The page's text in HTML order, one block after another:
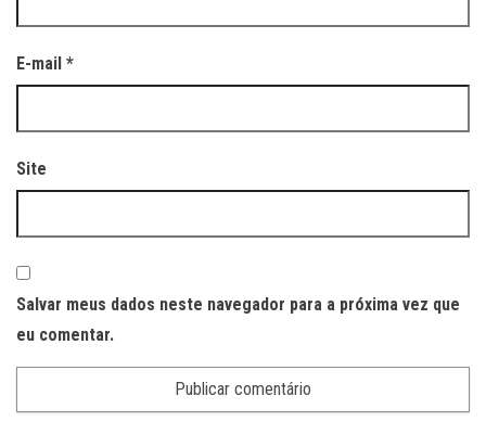
E-mail *
Site
Salvar meus dados neste navegador para a próxima vez que
eu comentar.